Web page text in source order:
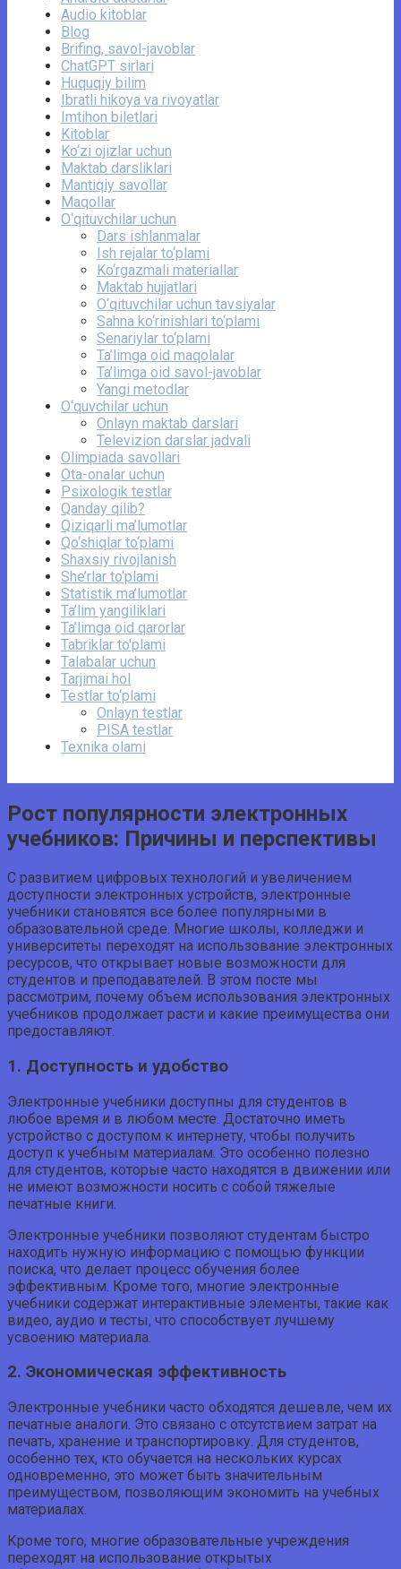
Audio kitoblar
Blog
Brifing, savol-javoblar
ChatGPT sirlari
Huquqiy bilim
Ibratli hikoya va rivoyatlar
Imtihon biletlari
Kitoblar
Ko‘zi ojizlar uchun
Maktab darsliklari
Mantiqiy savollar
Maqollar
O‘qituvchilar uchun
Dars ishlanmalar
Ish rejalar to‘plami
Ko‘rgazmali materiallar
Maktab hujjatlari
O‘qituvchilar uchun tavsiyalar
Sahna ko‘rinishlari to‘plami
Senariylar to‘plami
Ta’limga oid maqolalar
Ta’limga oid savol-javoblar
Yangi metodlar
O‘quvchilar uchun
Onlayn maktab darslari
Televizion darslar jadvali
Olimpiada savollari
Ota-onalar uchun
Psixologik testlar
Qanday qilib?
Qiziqarli ma’lumotlar
Qo‘shiqlar to‘plami
Shaxsiy rivojlanish
She’rlar to‘plami
Statistik ma’lumotlar
Ta’lim yangiliklari
Ta’limga oid qarorlar
Tabriklar to'plami
Talabalar uchun
Tarjimai hol
Testlar to‘plami
Onlayn testlar
PISA testlar
Texnika olami
Рост популярности электронных
учебников: Причины и перспективы
С развитием цифровых технологий и увеличением
доступности электронных устройств, электронные
учебники становятся все более популярными в
образовательной среде. Многие школы, колледжи и
университеты переходят на использование электронных
ресурсов, что открывает новые возможности для
студентов и преподавателей. В этом посте мы
рассмотрим, почему объем использования электронных
учебников продолжает расти и какие преимущества они
предоставляют.
1. Доступность и удобство
Электронные учебники доступны для студентов в
любое время и в любом месте. Достаточно иметь
устройство с доступом к интернету, чтобы получить
доступ к учебным материалам. Это особенно полезно
для студентов, которые часто находятся в движении или
не имеют возможности носить с собой тяжелые
печатные книги.
Электронные учебники позволяют студентам быстро
находить нужную информацию с помощью функции
поиска, что делает процесс обучения более
эффективным. Кроме того, многие электронные
учебники содержат интерактивные элементы, такие как
видео, аудио и тесты, что способствует лучшему
усвоению материала.
2. Экономическая эффективность
Электронные учебники часто обходятся дешевле, чем их
печатные аналоги. Это связано с отсутствием затрат на
печать, хранение и транспортировку. Для студентов,
особенно тех, кто обучается на нескольких курсах
одновременно, это может быть значительным
преимуществом, позволяющим экономить на учебных
материалах.
Кроме того, многие образовательные учреждения
переходят на использование открытых